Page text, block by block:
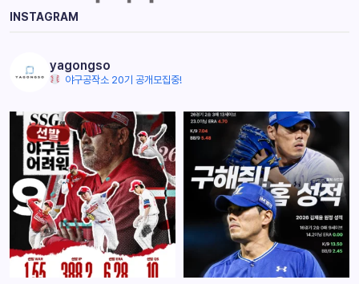
INSTAGRAM
yagongso
야구공작소 20기 공개모집중!